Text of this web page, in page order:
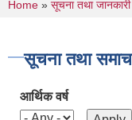
You are
Home » सूचना तथा जानकारी
सूचना तथा
आर्थिक वर्ष